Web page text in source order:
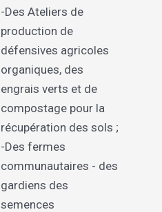
-Des Ateliers de
production de
défensives agricoles
organiques, des
engrais verts et de
compostage pour la
récupération des sols ;
-Des fermes
communautaires - des
gardiens des
semences